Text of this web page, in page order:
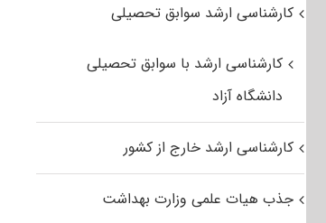
کارشناسی ارشد سوابق تحصیلی
کارشناسی ارشد با سوابق تحصیلی
دانشگاه آزاد
کارشناسی ارشد خارج از کشور
جذب هیات علمی وزارت بهداشت